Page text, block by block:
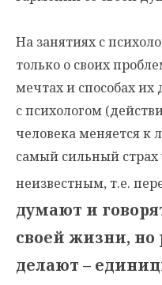
На занятиях с
только о своих
мечтах и способах
с психологом
человека меняется к
самый сильный страх
неизвестным, т.е.
думают и
своей жизни, но
делают –